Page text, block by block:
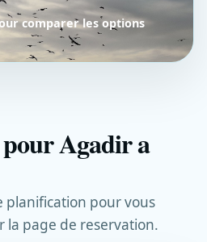
comparer les options
Agadir a
planification pour vous
la page de reservation.